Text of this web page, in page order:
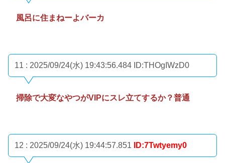
風呂に住まねーよバーカ
11 : 2025/09/24(水) 19:43:56.484 ID:THOgIWzD0
掃除で大変なやつがVIPにスレ立てするか？普通
12 : 2025/09/24(水) 19:44:57.851 ID:7Twtyemy0